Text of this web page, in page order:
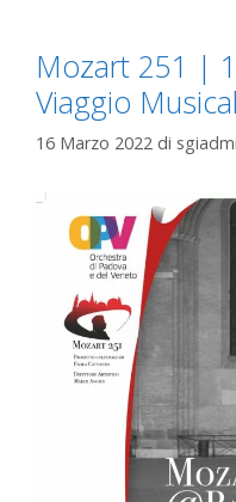
Mozart 251 |
Viaggio
16 Marzo 2022 di